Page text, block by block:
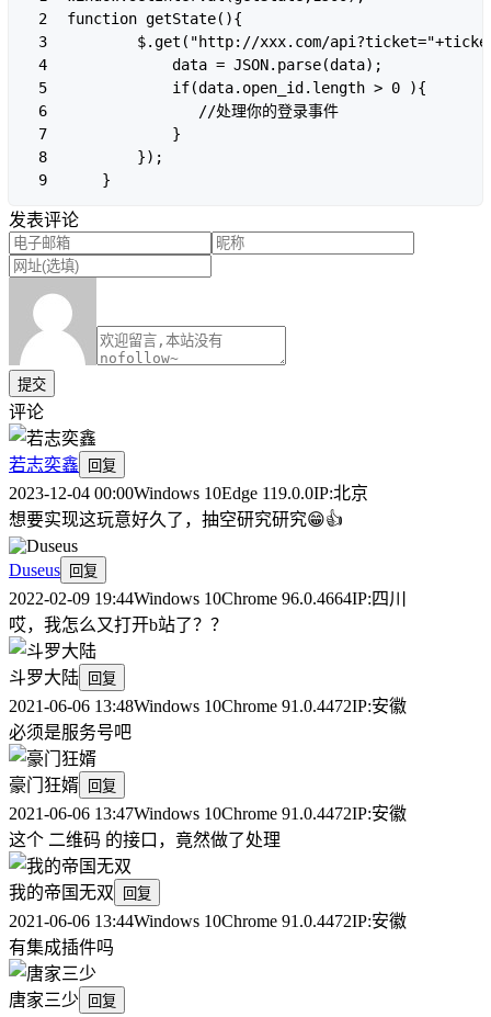
2
3
4
5
6
7
8
9
function getState(){
$.get("http://xxx.com/
            data = JSON.parse(data);
            if(data.open_id.length > 0 ){
               //处理你的登录事件
            }
        });
发表评论
提交
评论
若志奕鑫 回复
2023-12-04 00:00Windows 10Edge 119.0.0IP:北京
想要实现这玩意好久了，抽空研究研究😁👍
Duseus 回复
2022-02-09 19:44Windows 10Chrome 96.0.4664IP:四川
哎，我怎么又打开b站了？？
斗罗大陆 回复
2021-06-06 13:48Windows 10Chrome 91.0.4472IP:安徽
必须是服务号吧
豪门狂婿 回复
2021-06-06 13:47Windows 10Chrome 91.0.4472IP:安徽
这个 二维码 的接口，竟然做了处理
我的帝国无双 回复
2021-06-06 13:44Windows 10Chrome 91.0.4472IP:安徽
有集成插件吗
唐家三少 回复